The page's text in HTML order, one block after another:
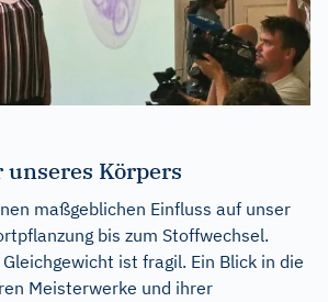
unseres Körpers
maßgeblichen Einfluss auf unser
bis zum Stoffwechsel.
ist fragil. Ein Blick in die
Meisterwerke und ihrer